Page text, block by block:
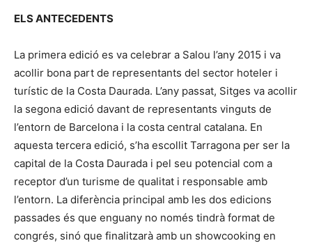
ELS ANTECEDENTS
La primera edició es va celebrar a Salou l’any 2015 i va
acollir bona part de representants del sector hoteler i
turístic de la Costa Daurada. L’any passat, Sitges va acollir
la segona edició davant de representants vinguts de
l’entorn de Barcelona i la costa central catalana. En
aquesta tercera edició, s’ha escollit Tarragona per ser la
capital de la Costa Daurada i pel seu potencial com a
receptor d’un turisme de qualitat i responsable amb
l’entorn. La diferència principal amb les dos edicions
passades és que enguany no només tindrà format de
congrés, sinó que finalitzarà amb un showcooking en